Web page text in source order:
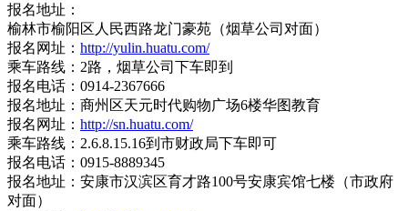
报名地址：
榆林市榆阳区人民西路龙门豪苑（烟草公司对面）
报名网址： http://yulin.huatu.com/
乘车路线：2路，烟草公司下车即到
报名电话：0914-2367666
报名地址：商州区天元时代购物广场6楼华图教育
报名网址： http://sn.huatu.com/
乘车路线：2.6.8.15.16到市财政局下车即可
报名电话：0915-8889345
报名地址：安康市汉滨区育才路100号安康宾馆七楼（市政府
对面）